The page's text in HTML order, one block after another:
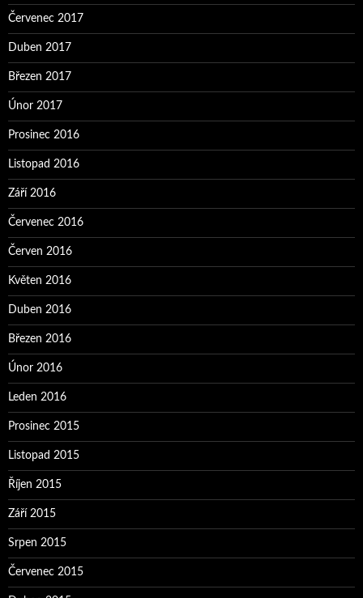
Červenec 2017
Duben 2017
Březen 2017
Únor 2017
Prosinec 2016
Listopad 2016
Září 2016
Červenec 2016
Červen 2016
Květen 2016
Duben 2016
Březen 2016
Únor 2016
Leden 2016
Prosinec 2015
Listopad 2015
Říjen 2015
Září 2015
Srpen 2015
Červenec 2015